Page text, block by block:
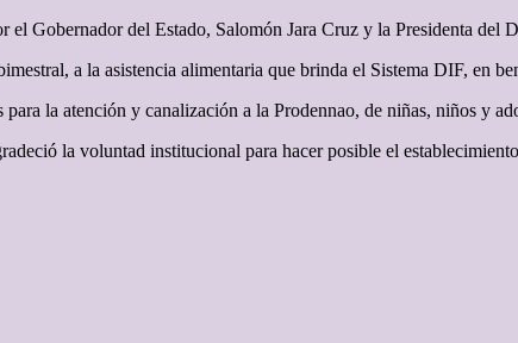
el Gobernador del Estado, Salomón Jara Cruz y la Presidenta del
a la asistencia alimentaria que brinda el Sistema DIF, en
la atención y canalización a la Prodennao, de niñas, niños y
la voluntad institucional para hacer posible el